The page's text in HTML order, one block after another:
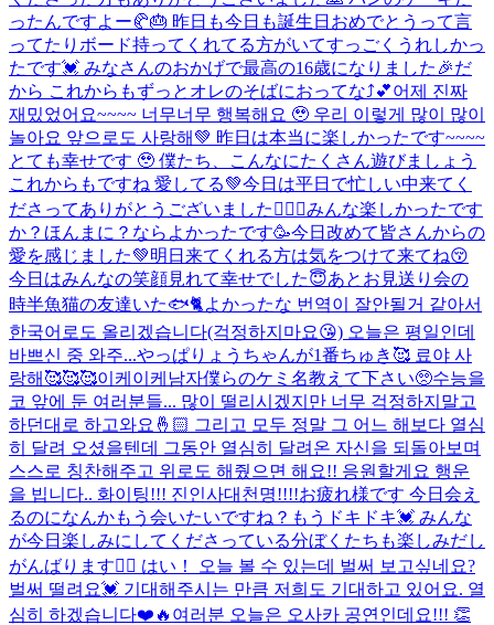
ったんですよー🥐🎂 昨日も今日も誕生日おめでとうって言
ってたりボード持ってくれてる方がいてすっごくうれしかっ
たです💓 みなさんのおかげで最高の16歳になりました🎉だ
から これからもずっとオレのそばにおってな⤴︎💕어제 진짜
재밌었어요~~~~ 너무너무 행복해요 🥹 우리 이렇게 많이 많이
놀아요 앞으로도 사랑해💚 昨日は本当に楽しかったです~~~~
とても幸せです 🥹 僕たち、こんなにたくさん遊びましょう
これからもですね 愛してる💚今日は平日で忙しい中来てく
ださってありがとうございました🙇🏻‍♂️みんな楽しかったです
か？ほんまに？ならよかったです🥳今日改めて皆さんからの
愛を感じました💚明日来てくれる方は気をつけて来てね😚
今日はみんなの笑顔見れて幸せでした😇あとお見送り会の
時半魚猫の友達いた🐟🐈よかったな 번역이 잘안될거 같아서
한국어로도 올리겠습니다(걱정하지마요😘) 오늘은 평일인데
바쁘신 중 와주...やっぱりょうちゃんが1番ちゅき🥰 료야 사
랑해🥰🥰🥰이케이케남자僕らのケミ名教えて下さい🥺수능을
코 앞에 둔 여러분들... 많이 떨리시겠지만 너무 걱정하지말고
하던대로 하고와요🤞🏻 그리고 모두 정말 그 어느 해보다 열심
히 달려 오셨을텐데 그동안 열심히 달려온 자신을 되돌아보며
스스로 칭찬해주고 위로도 해줬으면 해요!! 응원할게요 행운
을 빕니다.. 화이팅!!! 진인사대천명!!!!お疲れ様です 今日会え
るのになんかもう会いたいですね？もうドキドキ💓 みんな
が今日楽しみにしてくださっている分ぼくたちも楽しみだし
がんばります❤️‍🔥 はい！ 오늘 볼 수 있는데 벌써 보고싶네요?
벌써 떨려요💓 기대해주시는 만큼 저희도 기대하고 있어요. 열
심히 하겠습니다❤️🔥 여러분 오늘은 오사카 공연인데요!!! 👏